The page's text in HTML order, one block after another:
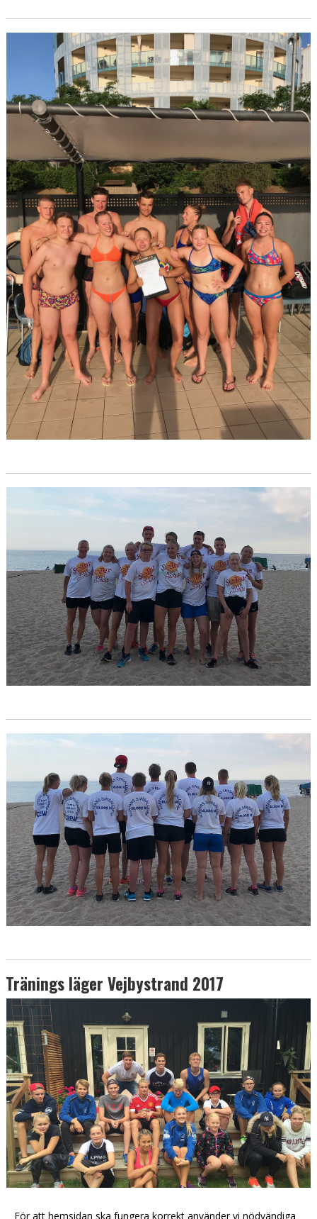
Tränings läger Vejbystrand 2017
För att hemsidan ska fungera korrekt använder vi nödvändiga